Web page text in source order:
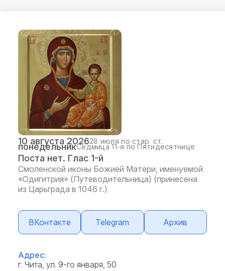
10 августа 202628 июля по стар. ст.
понедельникСедмица 11-я по Пятидесятнице
Поста нет. Глас 1-й
Смоленской иконы Божией Матери, именуемой
«Одигитрия» (Путеводительница) (принесена
из Царьграда в 1046 г.)
ВКонтакте Telegram Архив
Адрес:
г. Чита, ул. 9-го января, 50